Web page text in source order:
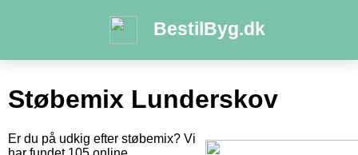
BestilByg.dk
Støbemix Lunderskov
Er du på udkig efter støbemix? Vi